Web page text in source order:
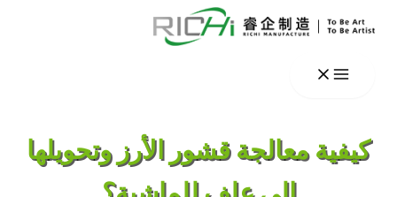
تخطي
إلى
كيفية معالجة قشور الأرز وتحويلها